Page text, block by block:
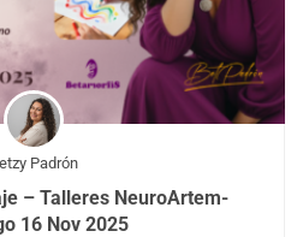
Padrón
– Talleres NeuroArtem-
16 Nov 2025